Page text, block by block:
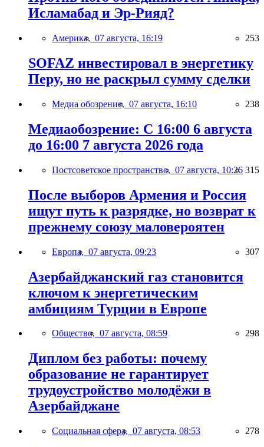
Исламабад и Эр-Рияд?
Америка, 07 августа, 16:19 253
SOFAZ инвестировал в энергетику
Перу, но не раскрыл сумму сделки
Медиа обозрение, 07 августа, 16:10 238
Медиаобозрение: С 16:00 6 августа
до 16:00 7 августа 2026 года
Постсоветское пространство, 07 августа, 10:26 315
После выборов Армения и Россия
ищут путь к разрядке, но возврат к
прежнему союзу маловероятен
Европа, 07 августа, 09:23 307
Азербайджанский газ становится
ключом к энергетическим
амбициям Турции в Европе
Общество, 07 августа, 08:59 298
Диплом без работы: почему
образование не гарантирует
трудоустройство молодёжи в
Азербайджане
Социальная сфера, 07 августа, 08:53 278